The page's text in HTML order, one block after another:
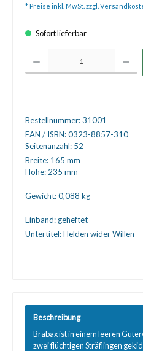
* Preise inkl. MwSt. zzgl.
Sofort lieferbar
Bestellnummer:31001
EAN / ISBN:0323-8857-310
Seitenanzahl: 52
Breite: 165 mm
Höhe: 235 mm
Gewicht:0,088 kg
Einband: geheftet
Untertitel:Helden wider Willen
Beschreibung
Brabax ist in einem leeren
zwei flüchtigen Sträflingen